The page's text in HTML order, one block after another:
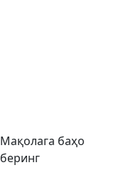
Мақолага баҳо
беринг